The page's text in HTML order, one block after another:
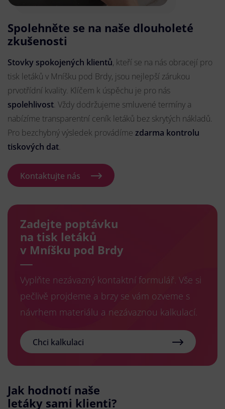
Spolehněte se na naše dlouholeté
zkušenosti
Stovky spokojených klientů, kteří se na nás obracejí pro
tisk letáků v Mníšku pod Brdy, jsou nejlepší zárukou
prvotřídní kvality. Klíčem k úspěchu je pro nás
spolehlivost. Vždy dodržujeme smluvené termíny a
nabízíme transparentní ceník letáků bez skrytých nákladů.
Pro bezchybný výsledek provádíme zdarma kontrolu
tiskových dat.
Kontaktujte nás
Zadejte poptávku
na tisk letáků
v Mníšku pod Brdy
Vyplňte nezávazný kontaktní formulář. Vše si
pečlivě projdeme a brzy se vám ozveme s
návrhem materiálu a nezávaznou kalkulací.
Chci kalkulaci
Jak hodnotí naše
letáky sami klienti?